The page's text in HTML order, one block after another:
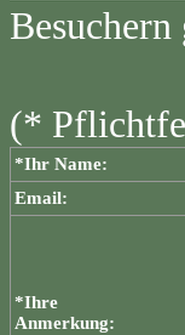
(*
*Ihr Name:
Email:
*Ihre
Anmerkung: